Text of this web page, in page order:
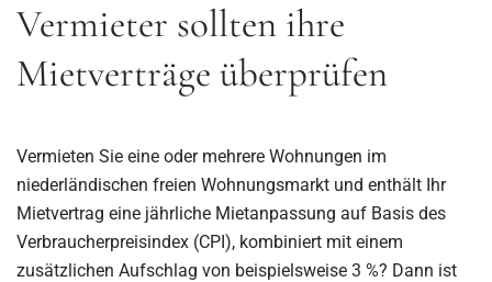
Vermieter sollten ihre
Mietverträge überprüfen
Vermieten Sie eine oder mehrere Wohnungen im
niederländischen freien Wohnungsmarkt und enthält Ihr
Mietvertrag eine jährliche Mietanpassung auf Basis des
Verbraucherpreisindex (CPI), kombiniert mit einem
zusätzlichen Aufschlag von beispielsweise 3 %? Dann ist